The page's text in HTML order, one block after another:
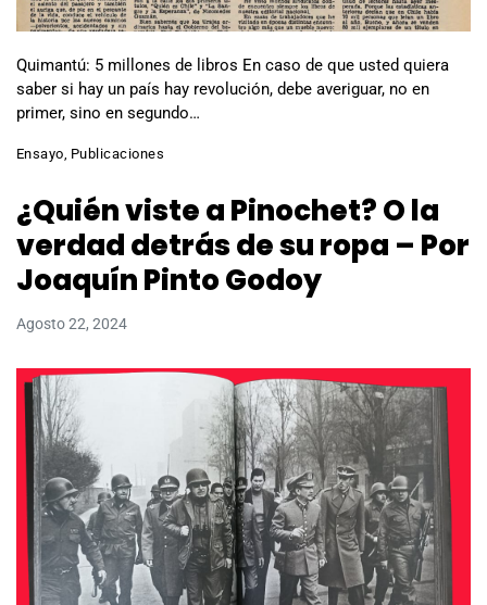
Quimantú: 5 millones de libros En caso de que usted quiera
saber si hay un país hay revolución, debe averiguar, no en
primer, sino en segundo…
Ensayo, Publicaciones
¿Quién viste a Pinochet? O la
verdad detrás de su ropa – Por
Joaquín Pinto Godoy
Agosto 22, 2024